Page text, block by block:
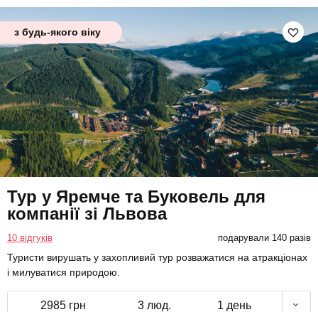
з будь-якого віку
Тур у Яремче та Буковель для
компанії зі Львова
10 відгуків подарували 140 разів
Туристи вирушать у захопливий тур розважатися на атракціонах
і милуватися природою.
2985 грн 3 люд. 1 день